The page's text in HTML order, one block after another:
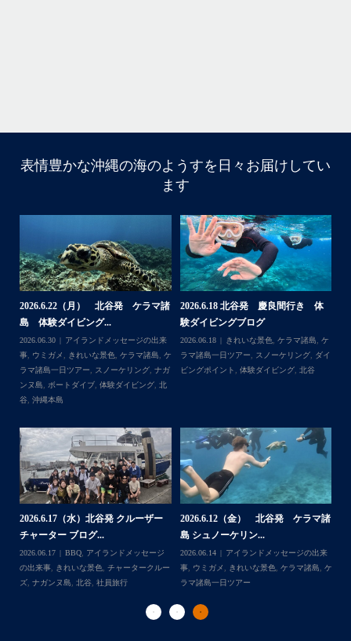
10月前半クルーザーチャーター
たくさんのご利用本当にありがとうございました
BBQにジェットスキー、バナナボート、SUP、パラセーリ
ングなどなど…勇海号を拠点に色々お楽しみ頂きました
よ〜
・
海も荒れずにいい天気の中開催できたので何よりです
また来年もリピートして頂けたら嬉しいです
・
発着の国立公園指定の慶良間諸島(#ケラマ)の日帰り#ダイビ
ング・#スノーケリング ツアーを開催しているマリンショッ
表情豊かな沖縄の海のようすを日々お届けしてい
ます
北谷発 慶良間行き 体
ダイビングブログ
きれいな景色 ,ケラマ諸島,ケ
マ諸島一日ツアー ,スノーケリング,ダイ
ングポイント,体験ダイビング ,北谷
（金） 北谷発 ケラマ諸
シュノーケリン...
アイランドメッセージの出来
ウミガメ,きれいな景色,ケラマ諸島,ケ
マ諸島一日ツアー
【台風13号によるツアー中止のお知
らせ】
2026.08.06
アイランドメッセージの出来
事 ,台風
事,きれ
2026.7.28（火） 北谷発 ケラマ諸
島 体験ダイビング...
2026.07.30
アイランドメッセージの出来
事, ウミウシ,きれいな景色,ケラマ諸島,ケ
ラマ諸島一日ツアー
,スノーケリング,体験
ダイビング,北谷